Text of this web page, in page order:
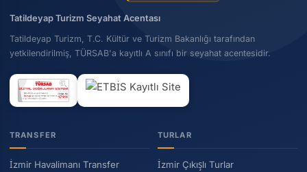
Tatildeyap Turizm Seyahat Acentası
Tatildeyap Turizm, T.C. Kültür ve Turizm Bakanlığı tarafından
yetkilendirilmiş, TÜRSAB'a kayıtlı A sınıfı bir seyahat acentesidir.
TRANSFER
İzmir Havalimanı Transfer
TURLAR
İzmir Çıkışlı Turlar